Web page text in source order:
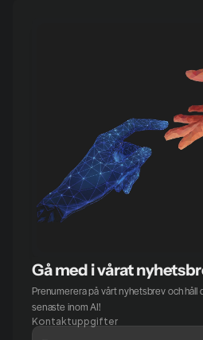
Gå med i vårat
Prenumerera på vårt nyhetsbrev och
senaste inom AI!
Kontaktuppgifter